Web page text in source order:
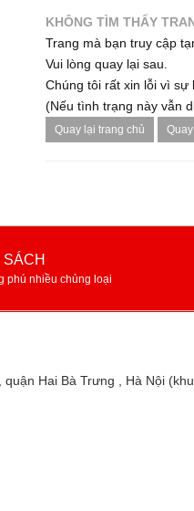
KHÔNG TÌM THẤY
Trang mà bạn truy cập
Vui lòng quay lại sau.
Chúng tôi rất xin lỗi vì sự
(Nếu tình trạng này vẫn
Quay lại trang chủ
phú nhiều chủng loại
Hai Bà Trưng , Hà Nội